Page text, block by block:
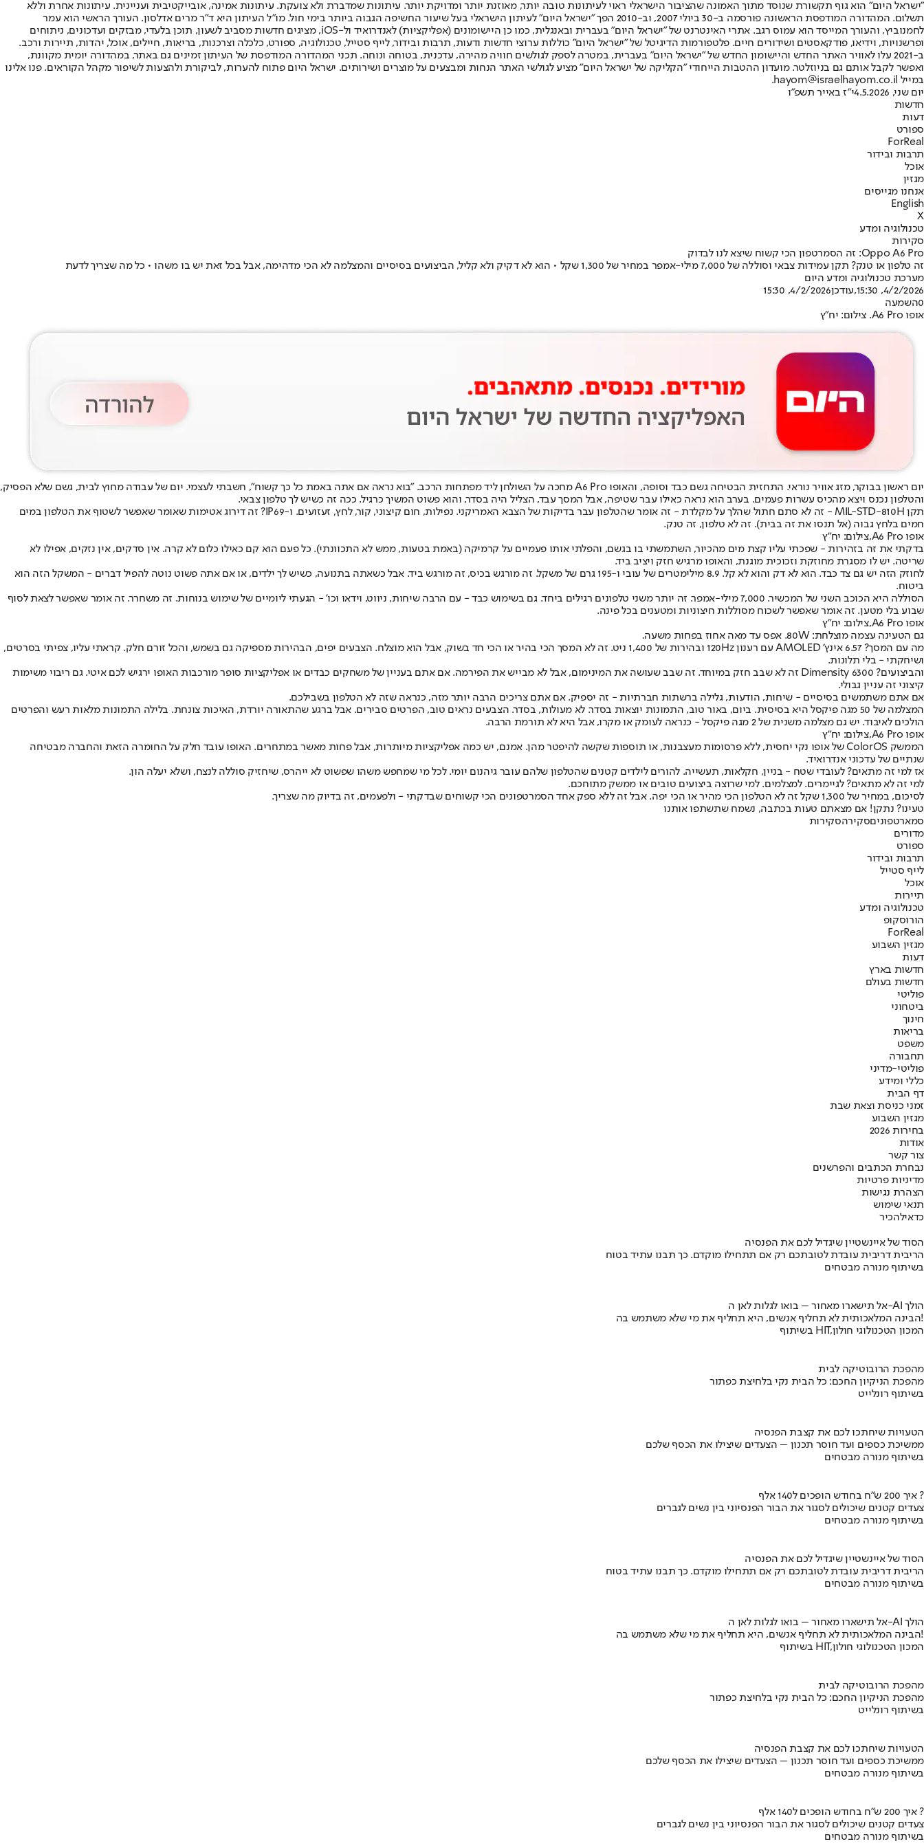
"ישראל היום" הוא גוף תקשורת שנוסד מתוך האמונה שהציבור הישראלי ראוי לעיתונות טובה יותר, מאוזנת יותר ומדויקת יותר. עיתונות שמדברת ולא צועקת. עיתונות אמינה, אובייקטיבית ועניינית. עיתונות אחרת וללא
תשלום. המהדורה המודפסת הראשונה פורסמה ב-30 ביולי 2007, וב-2010 הפך "ישראל היום" לעיתון הישראלי בעל שיעור החשיפה הגבוה ביותר בימי חול. מו"ל העיתון היא ד"ר מרים אדלסון. העורך הראשי הוא עמר
לחמנוביץ, והעורך המייסד הוא עמוס רגב. אתרי האינטרנט של "ישראל היום" בעברית ובאנגלית, כמו כן היישומונים (אפליקציות) לאנדרואיד ול-iOS, מציגים חדשות מסביב לשעון, תוכן בלעדי, מבזקים ועדכונים, ניתוחים
ופרשנויות, וידיאו, פודקאסטים ושידורים חיים. פלטפורמות הדיגיטל של "ישראל היום" כוללות ערוצי חדשות ודעות, תרבות ובידור, לייף סטייל, טכנולוגיה, ספורט, כלכלה וצרכנות, בריאות, חיילים, אוכל, יהדות, תיירות ורכב.
ב-2021 עלו לאוויר האתר החדש והיישומון החדש של "ישראל היום" בעברית, במטרה לספק לגולשים חוויה מהירה, עדכנית, בטוחה ונוחה. תכני המהדורה המודפסת של העיתון זמינים גם באתר, במהדורה יומית מקוונת,
ואפשר לקבל אותם גם בניוזלטר. מועדון ההטבות הייחודי "הקליקה של ישראל היום" מציע לגולשי האתר הנחות ומבצעים על מוצרים ושירותים. ישראל היום פתוח להערות, לביקורת ולהצעות לשיפור מקהל הקוראים. פנו אלינו
במייל hayom@israelhayom.co.il.
יום שני, 4.5.2026
י"ז באייר תשפ"ו
חדשות
דעות
ספורט
ForReal
תרבות ובידור
אוכל
מגזין
אנחנו מגייסים
English
X
טכנולוגיה ומדע
סקירות
Oppo A6 Pro: זה הסמרטפון הכי קשוח שיצא לנו לבדוק
זה טלפון או טנק? תקן עמידות צבאי וסוללה של 7,000 מילי-אמפר במחיר של 1,300 שקל • הוא לא דקיק ולא קליל, הביצועים בסיסיים והמצלמה לא הכי מדהימה, אבל בכל זאת יש בו משהו • כל מה שצריך לדעת
מערכת טכנולוגיה ומדע היום
4/2/2026, 15:30
,עודכן4/2/2026, 15:30
0השמעה
אופו A6 Pro. צילום: יח"ץ
יום ראשון בבוקר, מזג אוויר נוראי. התחזית הבטיחה גשם כבד וסופה, והאופו A6 Pro מחכה על השולחן ליד מפתחות הרכב. "בוא נראה אם אתה באמת כל כך קשוח", חשבתי לעצמי. יום של עבודה מחוץ לבית, גשם שלא הפסיק,
והטלפון נכנס ויצא מהכיס עשרות פעמים. בערב הוא נראה כאילו עבר שטיפה, אבל המסך עבד, הצליל היה בסדר, והוא פשוט המשיך כרגיל. ככה זה כשיש לך טלפון צבאי.
תקן MIL-STD-810H - זה לא סתם חתול שהלך על מקלדת - זה אומר שהטלפון עבר בדיקות של הצבא האמריקני. נפילות, חום קיצוני, קור, לחץ, זעזועים. ו-IP69? זה דירוג אטימות שאומר שאפשר לשטוף את הטלפון במים
חמים בלחץ גבוה (אל תנסו את זה בבית). זה לא טלפון, זה טנק.
אופו A6 Pro,צילום: יח"ץ
בדקתי את זה בזהירות - שפכתי עליו קצת מים מהכיור, השתמשתי בו בגשם, והפלתי אותו פעמיים על קרמיקה (באמת בטעות, ממש לא התכוונתי). כל פעם הוא קם כאילו כלום לא קרה. אין סדקים, אין נזקים, אפילו לא
שריטה. יש לו מסגרת מחוזקת וזכוכית מוגנת, והאופו מרגיש חזק ויציב ביד.
לחוזק הזה יש גם צד כבד. הוא לא דק והוא לא קל. 8.9 מילימטרים של עובי ו-195 גרם של משקל. זה מורגש בכיס, זה מורגש ביד. אבל כשאתה בתנועה, כשיש לך ילדים, או אם אתה פשוט נוטה להפיל דברים - המשקל הזה הוא
ביטוח.
הסוללה היא הכוכב השני של המכשיר. 7,000 מילי-אמפר. זה יותר משני טלפונים רגילים ביחד. גם בשימוש כבד - עם הרבה שיחות, ניווט, וידאו וכו' - הגעתי ליומיים של שימוש בנוחות. זה משחרר. זה אומר שאפשר לצאת לסוף
שבוע בלי מטען. זה אומר שאפשר לשכוח מסוללות חיצוניות ומטענים בכל פינה.
אופו A6 Pro,צילום: יח"ץ
גם הטעינה עצמה מוצלחת: 80W. אפס עד מאה אחוז בפחות משעה.
מה עם המסך? 6.57 אינץ' AMOLED עם רענון 120Hz ובהירות של 1,400 ניט. זה לא המסך הכי בהיר או הכי חד בשוק, אבל הוא מוצלח. הצבעים יפים, הבהירות מספיקה גם בשמש, והכל זורם חלק. קראתי עליו, צפיתי בסרטים,
ושיחקתי - בלי תלונות.
והביצועים? Dimensity 6300 זה לא שבב חזק במיוחד. זה שבב שעושה את המינימום, אבל לא מבייש את הפירמה. אם אתם בעניין של משחקים כבדים או אפליקציות סופר מורכבות האופו ירגיש לכם איטי. גם ריבוי משימות
קיצוני זה עניין גבולי.
אם אתם משתמשים בסיסיים - שיחות, הודעות, גלילה ברשתות חברתיות - זה יספיק. אם אתם צריכים הרבה יותר מזה, כנראה שזה לא הטלפון בשבילכם.
המצלמה של 50 מגה פיקסל היא בסיסית. ביום, באור טוב, התמונות יוצאות בסדר. לא מעולות, בסדר. הצבעים נראים טוב, הפרטים סבירים. אבל ברגע שהתאורה יורדת, האיכות צונחת. בלילה התמונות מלאות רעש והפרטים
הולכים לאיבוד. יש גם מצלמה משנית של 2 מגה פיקסל - כנראה לעומק או מקרו, אבל היא לא תורמת הרבה.
אופו A6 Pro,צילום: יח"ץ
הממשק ColorOS של אופו נקי יחסית, ללא פרסומות מעצבנות, או תוספות שקשה להיפטר מהן. אמנם, יש כמה אפליקציות מיותרות, אבל פחות מאשר במתחרים. האופו עובד חלק על החומרה הזאת והחברה מבטיחה
שנתיים של עדכוני אנדרואיד.
אז למי זה מתאים? לעובדי שטח - בניין, חקלאות, תעשייה. להורים לילדים קטנים שהטלפון שלהם עובר גיהנום יומי. לכל מי שמחפש משהו שפשוט לא ייהרס, שיחזיק סוללה לנצח, ושלא יעלה הון.
למי זה לא מתאים? לגיימרים. למצלמים. למי שרוצה ביצועים טובים או ממשק מתוחכם.
לסיכום, במחיר של 1,300 שקל זה לא הטלפון הכי מהיר או הכי יפה. אבל זה ללא ספק אחד הסמרטפונים הכי קשוחים שבדקתי - ולפעמים, זה בדיוק מה שצריך.
טעינו? נתקן! אם מצאתם טעות בכתבה, נשמח שתשתפו אותנו
סמארטפוניםסקירהסקירות
מדורים
ספורט
תרבות ובידור
לייף סטייל
אוכל
תיירות
טכנולוגיה ומדע
הורוסקופ
ForReal
מגזין השבוע
דעות
חדשות בארץ
חדשות בעולם
פוליטי
ביטחוני
חינוך
בריאות
משפט
תחבורה
פוליטי-מדיני
כללי ומידע
דף הבית
זמני כניסת וצאת שבת
מגזין השבוע
בחירות 2026
אודות
צור קשר
נבחרת הכתבים והפרשנים
מדיניות פרטיות
הצהרת נגישות
תנאי שימוש
כדאילהכיר
הסוד של איינשטיין שיגדיל לכם את הפנסיה
הריבית דריבית עובדת לטובתכם רק אם תתחילו מוקדם. כך תבנו עתיד בטוח
בשיתוף מנורה מבטחים
אל תישארו מאחור – בואו לגלות לאן ה-AI הולך
הבינה המלאכותית לא תחליף אנשים, היא תחליף את מי שלא משתמש בה!
בשיתוף HIT,המכון הטכנולוגי חולון
מהפכת הרובוטיקה לבית
מהפכת הניקיון החכם: כל הבית נקי בלחיצת כפתור
בשיתוף רונלייט
הטעויות שיחתכו לכם את קצבת הפנסיה
ממשיכת כספים ועד חוסר תכנון – הצעדים שיצילו את הכסף שלכם
בשיתוף מנורה מבטחים
איך 200 ש"ח בחודש הופכים ל140 אלף ?
צעדים קטנים שיכולים לסגור את הבור הפנסיוני בין נשים לגברים
בשיתוף מנורה מבטחים
הסוד של איינשטיין שיגדיל לכם את הפנסיה
הריבית דריבית עובדת לטובתכם רק אם תתחילו מוקדם. כך תבנו עתיד בטוח
בשיתוף מנורה מבטחים
אל תישארו מאחור – בואו לגלות לאן ה-AI הולך
הבינה המלאכותית לא תחליף אנשים, היא תחליף את מי שלא משתמש בה!
בשיתוף HIT,המכון הטכנולוגי חולון
מהפכת הרובוטיקה לבית
מהפכת הניקיון החכם: כל הבית נקי בלחיצת כפתור
בשיתוף רונלייט
הטעויות שיחתכו לכם את קצבת הפנסיה
ממשיכת כספים ועד חוסר תכנון – הצעדים שיצילו את הכסף שלכם
בשיתוף מנורה מבטחים
איך 200 ש"ח בחודש הופכים ל140 אלף ?
צעדים קטנים שיכולים לסגור את הבור הפנסיוני בין נשים לגברים
בשיתוף מנורה מבטחים